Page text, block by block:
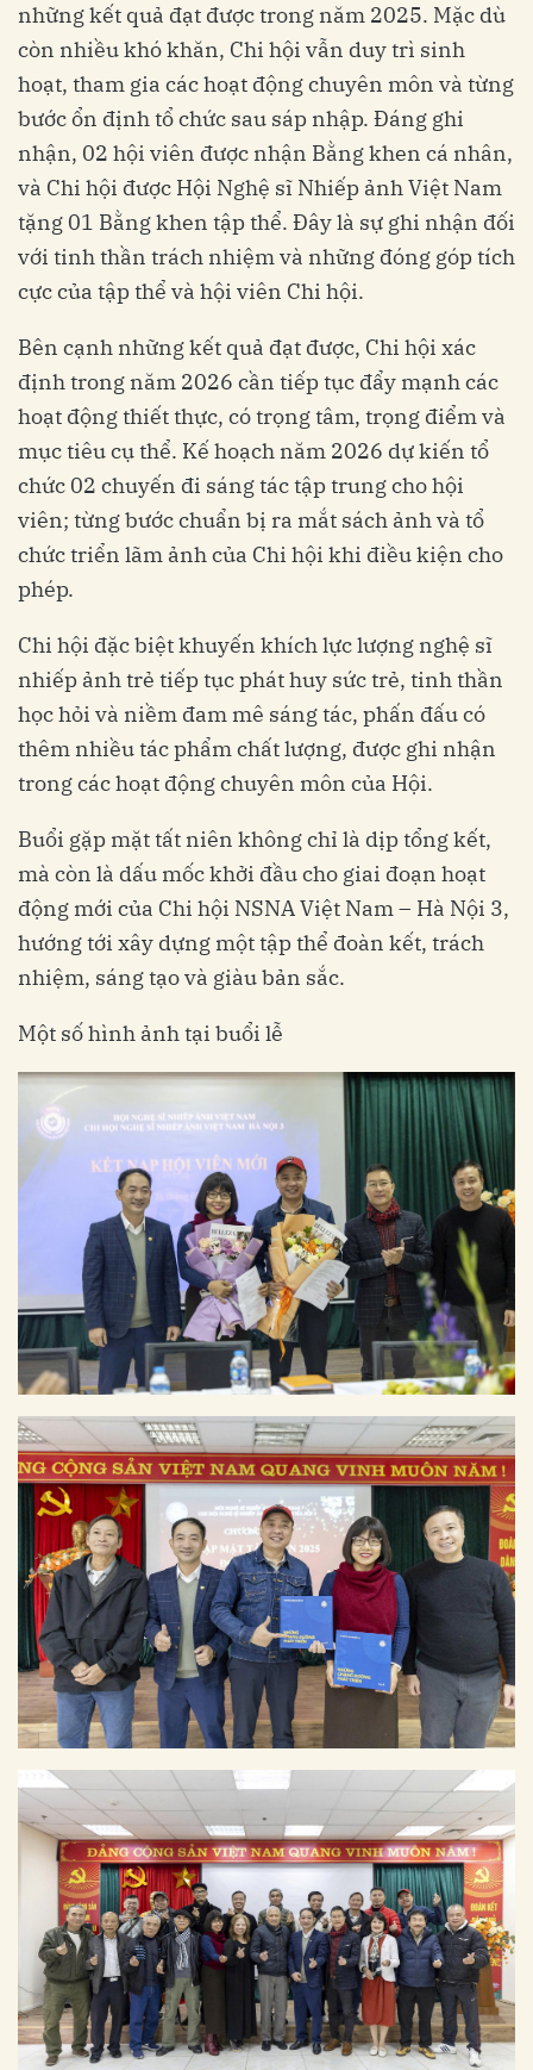
những kết quả đạt được trong năm 2025. Mặc dù
còn nhiều khó khăn, Chi hội vẫn duy trì sinh
hoạt, tham gia các hoạt động chuyên môn và từng
bước ổn định tổ chức sau sáp nhập. Đáng ghi
nhận, 02 hội viên được nhận Bằng khen cá nhân,
và Chi hội được Hội Nghệ sĩ Nhiếp ảnh Việt Nam
tặng 01 Bằng khen tập thể. Đây là sự ghi nhận đối
với tinh thần trách nhiệm và những đóng góp tích
cực của tập thể và hội viên Chi hội.
Bên cạnh những kết quả đạt được, Chi hội xác
định trong năm 2026 cần tiếp tục đẩy mạnh các
hoạt động thiết thực, có trọng tâm, trọng điểm và
mục tiêu cụ thể. Kế hoạch năm 2026 dự kiến tổ
chức 02 chuyến đi sáng tác tập trung cho hội
viên; từng bước chuẩn bị ra mắt sách ảnh và tổ
chức triển lãm ảnh của Chi hội khi điều kiện cho
phép.
Chi hội đặc biệt khuyến khích lực lượng nghệ sĩ
nhiếp ảnh trẻ tiếp tục phát huy sức trẻ, tinh thần
học hỏi và niềm đam mê sáng tác, phấn đấu có
thêm nhiều tác phẩm chất lượng, được ghi nhận
trong các hoạt động chuyên môn của Hội.
Buổi gặp mặt tất niên không chỉ là dịp tổng kết,
mà còn là dấu mốc khởi đầu cho giai đoạn hoạt
động mới của Chi hội NSNA Việt Nam – Hà Nội 3,
hướng tới xây dựng một tập thể đoàn kết, trách
nhiệm, sáng tạo và giàu bản sắc.
Một số hình ảnh tại buổi lễ